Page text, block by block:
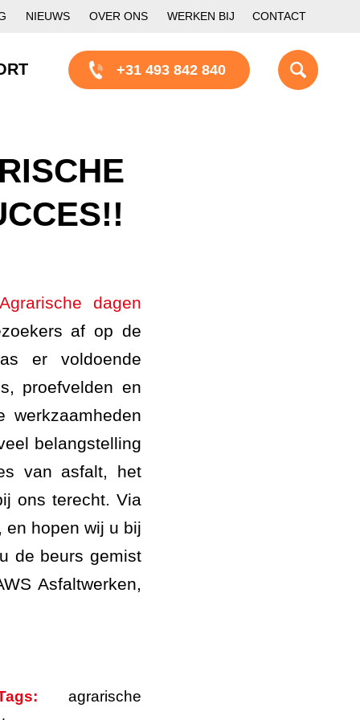
NIEUWS OVER ONS WERKEN BIJ CONTACT
+31 493 842 840
Agrarische dagen
af op de
er voldoende
proefvelden en
werkzaamheden
belangstelling
van asfalt, het
ons terecht. Via
en hopen wij u bij
de beurs gemist
Asfaltwerken,
agrarische